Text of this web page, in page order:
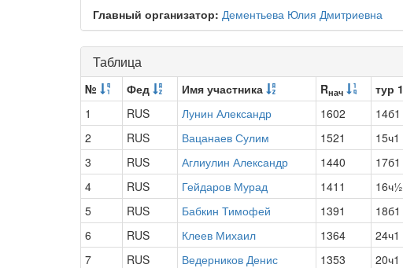
Главный организатор: Дементьева Юлия Дмитриевна
Таблица
№ Фед Имя участника Rнач тур 1
1
RUS Лунин Александр 1602 14б1
2
RUS Вацанаев Сулим 1521 15ч1
3
RUS Аглиулин Александр 1440 17б1
4
RUS Гейдаров Мурад 1411 16ч½
5
RUS Бабкин Тимофей 1391 18б1
6
RUS Клеев Михаил 1364 24ч1
7
RUS Ведерников Денис 1353 20ч1